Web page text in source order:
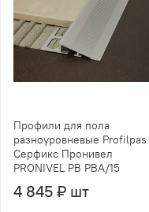
Профили для пола
разноуровневые Profilpas
Серфикс Пронивел
PRONIVEL PB PBA/15
4 845 ₽ шт